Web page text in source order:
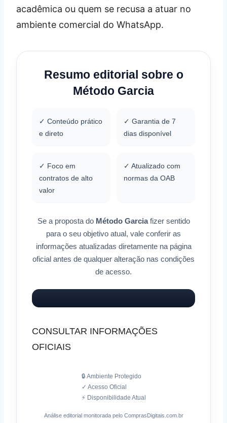
acadêmica ou quem se recusa a atuar no
ambiente comercial do WhatsApp.
Resumo editorial sobre o
Método Garcia
✓ Conteúdo prático
e direto
✓ Garantia de 7
dias disponível
✓ Foco em
contratos de alto
valor
✓ Atualizado com
normas da OAB
Se a proposta do Método Garciafizer sentido
para o seu objetivo atual, vale conferir as
informações atualizadas diretamente na página
oficial antes de qualquer alteração nas condições
de acesso.
CONSULTAR INFORMAÇÕES
OFICIAIS
🔒 Ambiente Protegido
✓ Acesso Oficial
⚡ Disponibilidade Atual
Análise editorial monitorada pelo ComprasDigitais.com.br